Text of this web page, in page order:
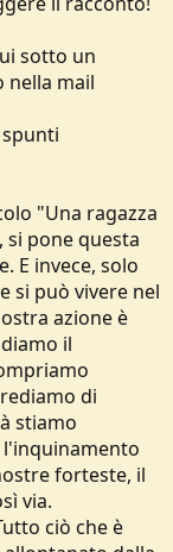
sotto un
nella mail
"Una ragazza
pone questa
E invece, solo
si può vivere nel
azione è
il
di
stiamo
forteste, il
via.
ciò che è